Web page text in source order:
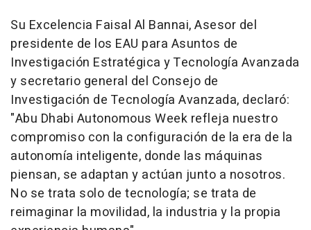
Su Excelencia Faisal Al Bannai, Asesor del
presidente de los EAU para Asuntos de
Investigación Estratégica y Tecnología Avanzada
y secretario general del Consejo de
Investigación de Tecnología Avanzada, declaró:
"Abu Dhabi Autonomous Week refleja nuestro
compromiso con la configuración de la era de la
autonomía inteligente, donde las máquinas
piensan, se adaptan y actúan junto a nosotros.
No se trata solo de tecnología; se trata de
reimaginar la movilidad, la industria y la propia